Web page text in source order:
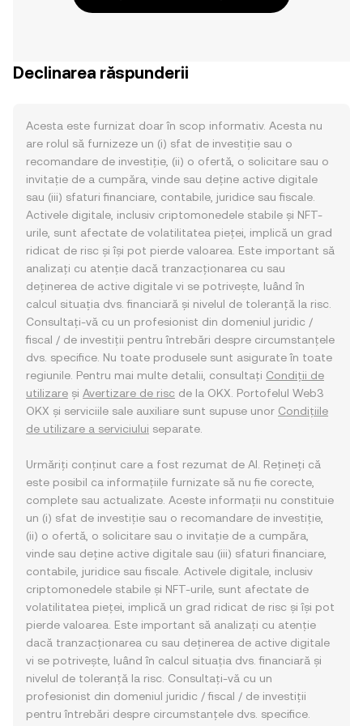
Declinarea răspunderii
Acesta este furnizat doar în scop informativ. Acesta nu
are rolul să furnizeze un (i) sfat de investiție sau o
recomandare de investiție, (ii) o ofertă, o solicitare sau o
invitație de a cumpăra, vinde sau deține active digitale
sau (iii) sfaturi financiare, contabile, juridice sau fiscale.
Activele digitale, inclusiv criptomonedele stabile și NFT-
urile, sunt afectate de volatilitatea pieței, implică un grad
ridicat de risc și își pot pierde valoarea. Este important să
analizați cu atenție dacă tranzacționarea cu sau
deținerea de active digitale vi se potrivește, luând în
calcul situația dvs. financiară și nivelul de toleranță la risc.
Consultați-vă cu un profesionist din domeniul juridic /
fiscal / de investiții pentru întrebări despre circumstanțele
dvs. specifice. Nu toate produsele sunt asigurate în toate
regiunile. Pentru mai multe detalii, consultați Condiții de
utilizare și Avertizare de risc de la OKX. Portofelul Web3
OKX și serviciile sale auxiliare sunt supuse unor Condițiile
de utilizare a serviciului separate.
Urmăriți conținut care a fost rezumat de AI. Rețineți că
este posibil ca informațiile furnizate să nu fie corecte,
complete sau actualizate. Aceste informații nu constituie
un (i) sfat de investiție sau o recomandare de investiție,
(ii) o ofertă, o solicitare sau o invitație de a cumpăra,
vinde sau deține active digitale sau (iii) sfaturi financiare,
contabile, juridice sau fiscale. Activele digitale, inclusiv
criptomonedele stabile și NFT-urile, sunt afectate de
volatilitatea pieței, implică un grad ridicat de risc și își pot
pierde valoarea. Este important să analizați cu atenție
dacă tranzacționarea cu sau deținerea de active digitale
vi se potrivește, luând în calcul situația dvs. financiară și
nivelul de toleranță la risc. Consultați-vă cu un
profesionist din domeniul juridic / fiscal / de investiții
pentru întrebări despre circumstanțele dvs. specifice.